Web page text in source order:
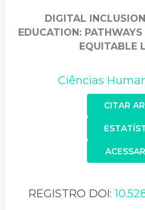
DIGITAL
EDUCATION:
EQUITABLE
Ciências
CITAR
REGISTRO DOI: